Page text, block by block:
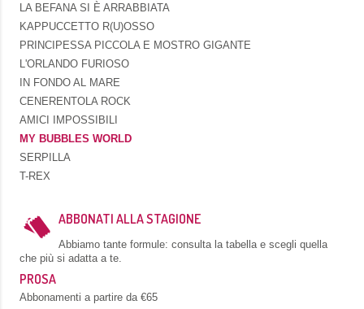
LA BEFANA SI È ARRABBIATA
KAPPUCCETTO R(U)OSSO
PRINCIPESSA PICCOLA E MOSTRO GIGANTE
L'ORLANDO FURIOSO
IN FONDO AL MARE
CENERENTOLA ROCK
AMICI IMPOSSIBILI
MY BUBBLES WORLD
SERPILLA
T-REX
ABBONATI ALLA STAGIONE
Abbiamo tante formule: consulta la tabella e scegli quella
che più si adatta a te.
PROSA
Abbonamenti a partire da €65